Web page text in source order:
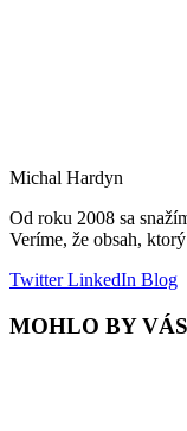
Michal Hardyn
Od roku 2008 sa
Veríme, že obsah,
TwitterLinkedIn Blog
MOHLO BY